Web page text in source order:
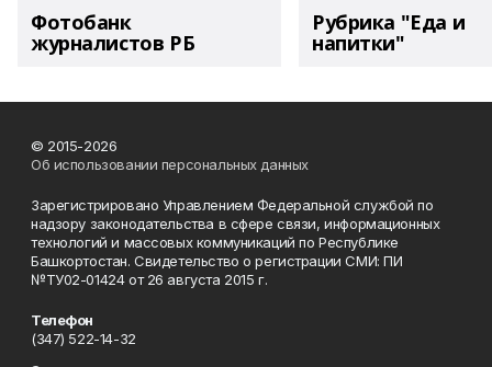
Фотобанк
журналистов РБ
Рубрика "Еда и
напитки"
© 2015-2026
Об использовании персональных данных
Зарегистрировано Управлением Федеральной службой по
надзору законодательства в сфере связи, информационных
технологий и массовых коммуникаций по Республике
Башкортостан. Свидетельство о регистрации СМИ: ПИ
№ТУ02-01424 от 26 августа 2015 г.
Телефон
(347) 522-14-32